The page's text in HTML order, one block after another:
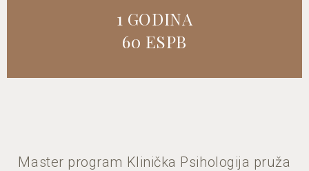
1 GODINA
60 ESPB
Master program Klinička Psihologija pruža